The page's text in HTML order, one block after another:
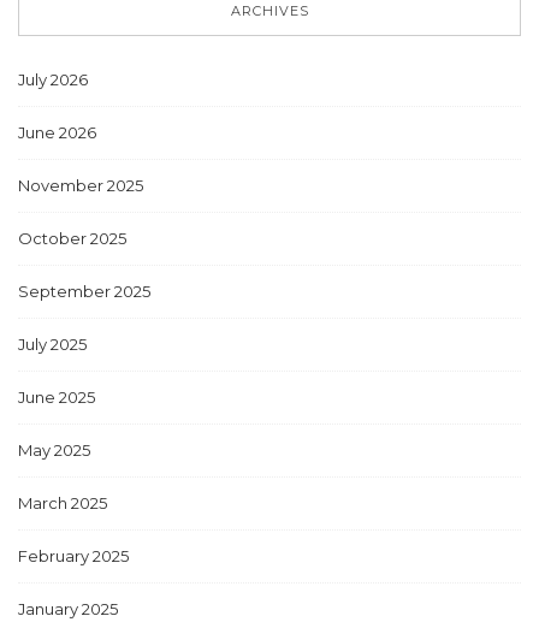
ARCHIVES
July 2026
June 2026
November 2025
October 2025
September 2025
July 2025
June 2025
May 2025
March 2025
February 2025
January 2025